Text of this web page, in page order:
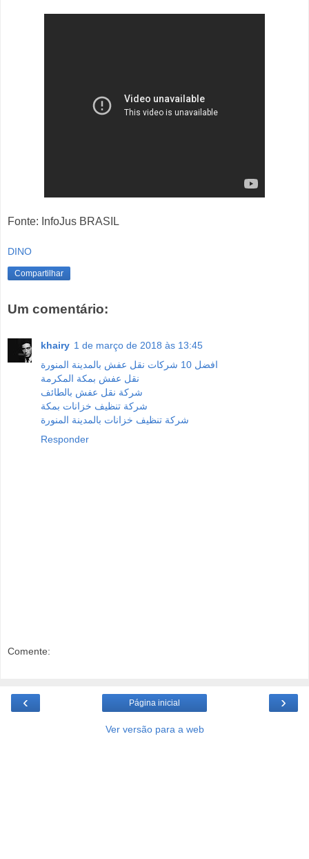
Fonte: InfoJus BRASIL
DINO
Compartilhar
Um comentário:
khairy 1 de março de 2018 às 13:45
افضل 10 شركات نقل عفش بالمدينة المنورة
نقل عفش بمكة المكرمة
شركة نقل عفش بالطائف
شركة تنظيف خزانات بمكة
شركة تنظيف خزانات بالمدينة المنورة
Responder
Comente:
‹ ›
Página inicial
Ver versão para a web